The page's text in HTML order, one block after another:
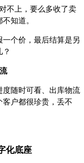
不上，要么多收了卖
知道。
个价，最后结算是另
随时可看、出库物流
户都很珍贵，丢不
化底座